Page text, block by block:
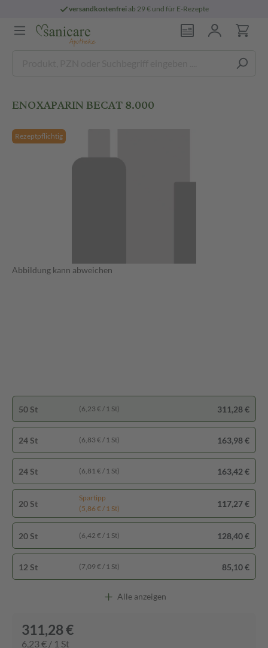
versandkostenfreiab 29 € und für E-Rezepte
ENOXAPARIN BECAT 8.000
Rezeptpflichtig
Abbildung kann abweichen
50 St (6,23 € / 1 St) 311,28 €
24 St (6,83 € / 1 St) 163,98 €
24 St (6,81 € / 1 St) 163,42 €
20 St
Spartipp
(5,86 € / 1 St)
117,27 €
20 St (6,42 € / 1 St) 128,40 €
12 St (7,09 € / 1 St) 85,10 €
Alle anzeigen
311,28 €
6,23 € / 1 St